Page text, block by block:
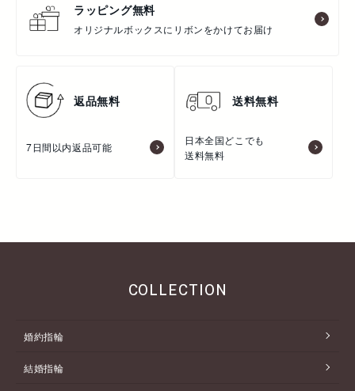
ラッピング無料
オリジナルボックスにリボンをかけてお届け
返品無料
7日間以内返品可能
送料無料
日本全国どこでも
送料無料
COLLECTION
婚約指輪
結婚指輪